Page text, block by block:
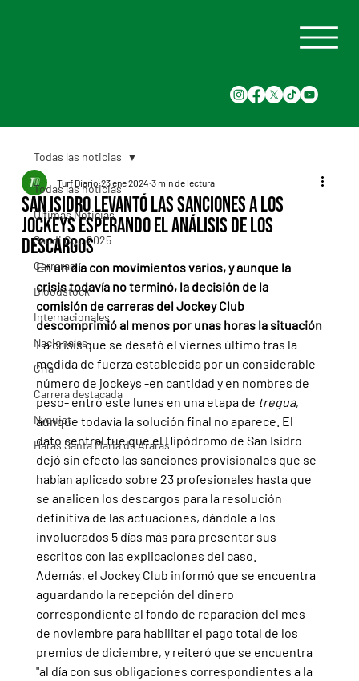
Todas las noticias
Últimas Noticias
Saudi Cup 2025
Carreras
Bloodstock
Internacionales
Nacionales
Cria
Carrera destacada
Nyquist
Haras Santa Maria de Araras
Todas las noticias
San Isidro levantó las sanciones a los
jockeys esperando el análisis de los
descargos
Turf Diario 23 ene 2024 3 min de lectura
En un día con movimientos varios, y aunque la
crisis todavía no terminó, la decisión de la
comisión de carreras del Jockey Club
descomprimió al menos por unas horas la situación
La crisis que se desató el viernes último tras la
medida de fuerza establecida por un considerable
número de jockeys -en cantidad y en nombres de
peso- entró este lunes en una etapa de tregua,
aunque todavía la solución final no aparece. El
dato central fue que el Hipódromo de San Isidro
dejó sin efecto las sanciones provisionales que se
habían aplicado sobre 23 profesionales hasta que
se analicen los descargos para la resolución
definitiva de las actuaciones, dándole a los
involucrados 5 días más para presentar sus
escritos con las explicaciones del caso.
Además, el Jockey Club informó que se encuentra
aguardando la recepción del dinero
correspondiente al fondo de reparación del mes
de noviembre para habilitar el pago total de los
premios de diciembre, y reiteró que se encuentra
"al día con sus obligaciones correspondientes a la